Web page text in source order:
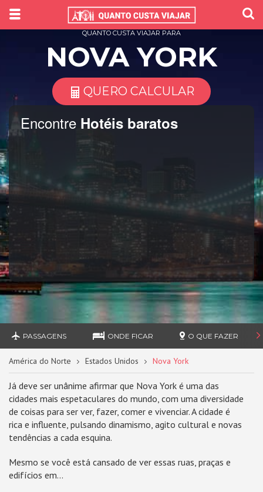
Encontre Hotéis baratos
QUANTO CUSTA VIAJAR PARA
NOVA YORK
QUERO CALCULAR
PASSAGENS ONDE FICAR O QUE FAZER
América do Norte Estados Unidos Nova York
Já deve ser unânime afirmar que Nova York é uma das
cidades mais espetaculares do mundo, com uma diversidade
de coisas para ser ver, fazer, comer e vivenciar. A cidade é
rica e influente, pulsando dinamismo, agito cultural e novas
tendências a cada esquina.
Mesmo se você está cansado de ver essas ruas, praças e
edifícios em...